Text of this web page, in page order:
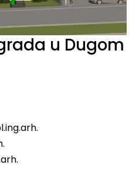
u Dugom